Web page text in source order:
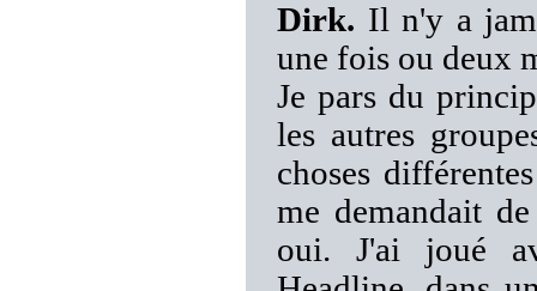
Dirk. Il n'y a
une fois ou deux
Je pars du
les autres
choses
me demandait
oui. J'ai joué